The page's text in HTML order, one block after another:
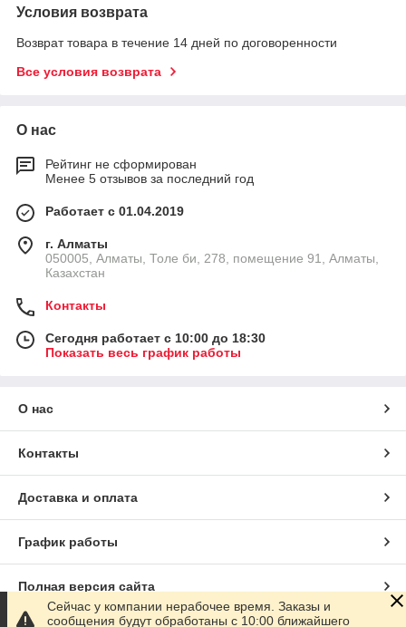
Условия возврата
Возврат товара в течение 14 дней по договоренности
Все условия возврата
О нас
Рейтинг не сформирован
Менее 5 отзывов за последний год
Работает с 01.04.2019
г. Алматы
050005, Алматы, Толе би, 278, помещение 91, Алматы,
Казахстан
Контакты
Сегодня работает с 10:00 до 18:30
Показать весь график работы
О нас
Контакты
Доставка и оплата
График работы
Полная версия сайта
Сейчас у компании нерабочее время. Заказы и
сообщения будут обработаны с 10:00 ближайшего